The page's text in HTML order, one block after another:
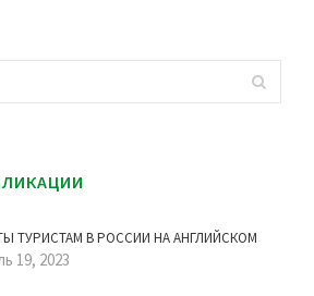
ТУРИСТАМ В РОССИИ НА АНГЛИЙСКОМ
19, 2023